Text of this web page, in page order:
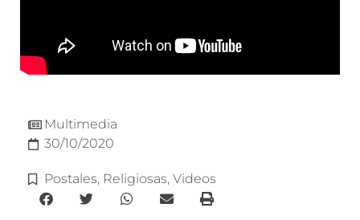
Multimedia
30/10/2020
Postales, Religiosas, Videos